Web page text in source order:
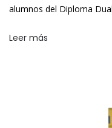
alumnos del Diploma
Leer más